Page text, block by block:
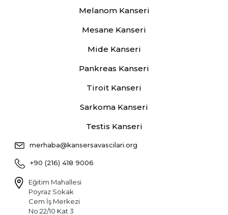
Melanom Kanseri
Mesane Kanseri
Mide Kanseri
Pankreas Kanseri
Tiroit Kanseri
Sarkoma Kanseri
Testis Kanseri
merhaba@kansersavascilari.org
+90 (216) 418 9006
Eğitim Mahallesi
Poyraz Sokak
Cem İş Merkezi
No:22/10 Kat 3